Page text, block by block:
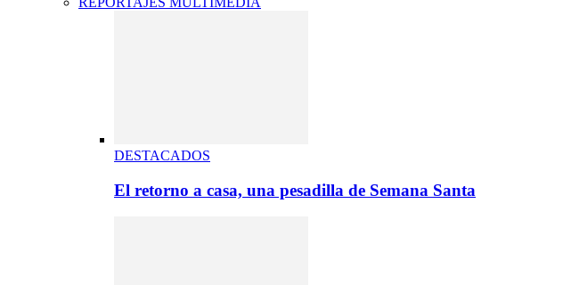
DESTACADOS
El retorno a casa, una pesadilla de Semana Santa